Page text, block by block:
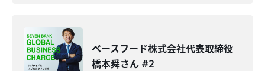
ベースフード株式会社代表取締役
橋本舜さん #2